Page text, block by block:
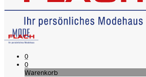
0
0
Warenkorb